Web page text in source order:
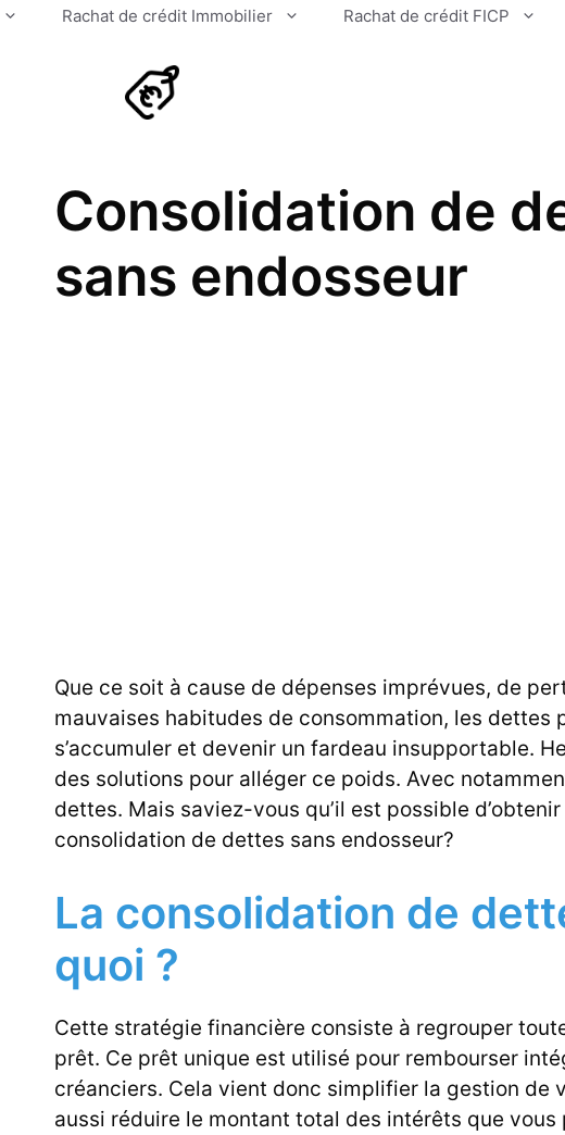
Rachat de crédit Immobilier Rachat de crédit FICP
Consolidation de
sans endosseur
Que ce soit à cause de dépenses imprévues, de
mauvaises habitudes de consommation, les dettes
s’accumuler et devenir un fardeau insupportable.
des solutions pour alléger ce poids. Avec
dettes. Mais saviez-vous qu’il est possible
consolidation de dettes sans endosseur?
La consolidation de
quoi ?
Cette stratégie financière consiste à regrouper
prêt. Ce prêt unique est utilisé pour rembourser
créanciers. Cela vient donc simplifier la gestion de
aussi réduire le montant total des intérêts que vous